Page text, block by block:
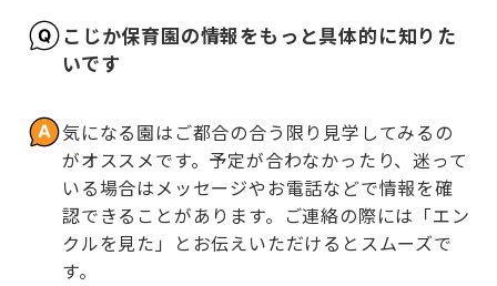
こじか保育園の情報をもっと具体的に知りた
いです
気になる園はご都合の合う限り見学してみるの
がオススメです。予定が合わなかったり、迷って
いる場合はメッセージやお電話などで情報を確
認できることがあります。ご連絡の際には「エン
クルを見た」とお伝えいただけるとスムーズで
す。